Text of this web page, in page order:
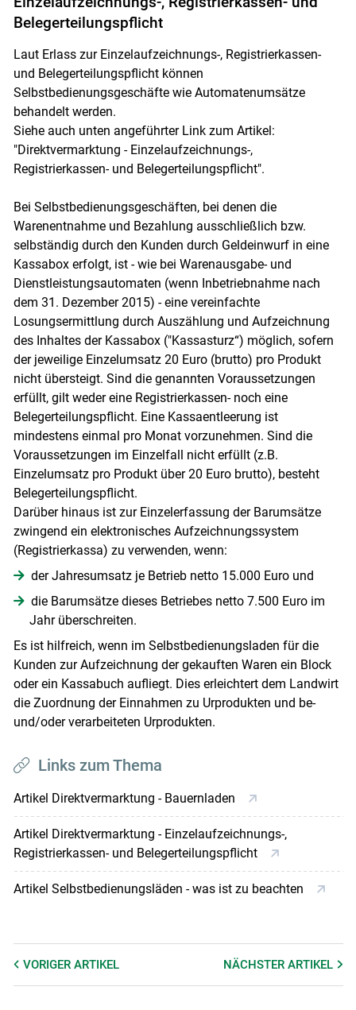
Belegerteilungspflicht
Laut Erlass zur Einzelaufzeichnungs-, Registrierkassen-
und Belegerteilungspflicht können
Selbstbedienungsgeschäfte wie Automatenumsätze
behandelt werden.
Siehe auch unten angeführter Link zum Artikel:
"Direktvermarktung - Einzelaufzeichnungs-,
Registrierkassen- und Belegerteilungspflicht".
Bei Selbstbedienungsgeschäften, bei denen die
Warenentnahme und Bezahlung ausschließlich bzw.
selbständig durch den Kunden durch Geldeinwurf in eine
Kassabox erfolgt, ist - wie bei Warenausgabe- und
Dienstleistungsautomaten (wenn Inbetriebnahme nach
dem 31. Dezember 2015) - eine vereinfachte
Losungsermittlung durch Auszählung und Aufzeichnung
des Inhaltes der Kassabox ("Kassasturz“) möglich, sofern
der jeweilige Einzelumsatz 20 Euro (brutto) pro Produkt
nicht übersteigt. Sind die genannten Voraussetzungen
erfüllt, gilt weder eine Registrierkassen- noch eine
Belegerteilungspflicht. Eine Kassaentleerung ist
mindestens einmal pro Monat vorzunehmen. Sind die
Voraussetzungen im Einzelfall nicht erfüllt (z.B.
Einzelumsatz pro Produkt über 20 Euro brutto), besteht
Belegerteilungspflicht.
Darüber hinaus ist zur Einzelerfassung der Barumsätze
zwingend ein elektronisches Aufzeichnungssystem
(Registrierkassa) zu verwenden, wenn:
der Jahresumsatz je Betrieb netto 15.000 Euro und
die Barumsätze dieses Betriebes netto 7.500 Euro im
Jahr überschreiten.
Es ist hilfreich, wenn im Selbstbedienungsladen für die
Kunden zur Aufzeichnung der gekauften Waren ein Block
oder ein Kassabuch aufliegt. Dies erleichtert dem Landwirt
die Zuordnung der Einnahmen zu Urprodukten und be-
und/oder verarbeiteten Urprodukten.
Links zum Thema
Artikel Direktvermarktung - Bauernladen
Artikel Direktvermarktung - Einzelaufzeichnungs-,
Registrierkassen- und Belegerteilungspflicht
Artikel Selbstbedienungsläden - was ist zu beachten
VORIGER ARTIKEL NÄCHSTERARTIKEL